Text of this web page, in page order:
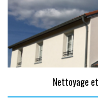
Nettoyage